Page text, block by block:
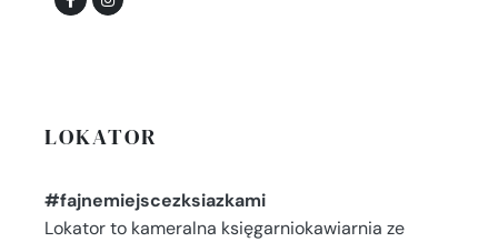
LOKATOR
#fajnemiejscezksiazkami
Lokator to kameralna księgarniokawiarnia ze